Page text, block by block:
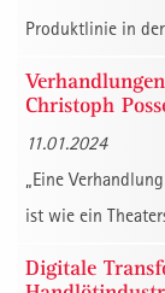
Produktlinie in
Christoph
11.01.2024
„Eine
ist wie ein
Digitale